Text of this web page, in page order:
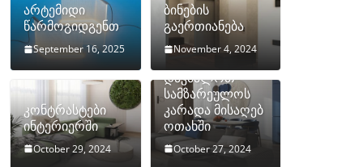
არტემიდი
წარმოგიდგენთ
September 16, 2025
ბინების
გაერთიანება
November 4, 2024
კონტრასტები
ინტერიერში
October 29, 2024
როგორ
დავმალოთ
სამზარეულოს
კარადა მისაღებ
ოთახში
October 27, 2024